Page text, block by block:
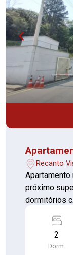
Recanto
Apartamento
próximo
dormitórios
balcão
gabinete
c/armário
2
Dorm.